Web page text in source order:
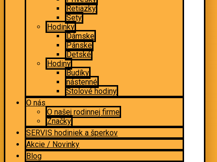
Retiazky
Sety
Hodinky
Dámske
Pánske
Detské
Hodiny
Budíky
nástenné
Stolové hodiny
O nás
O našej rodinnej firme
Značky
SERVIS hodiniek a šperkov
Akcie / Novinky
Blog